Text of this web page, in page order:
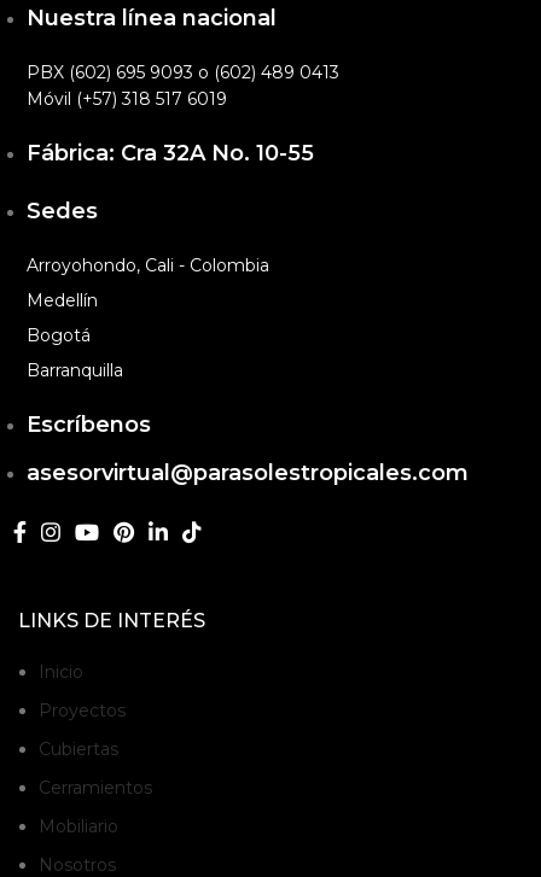
Nuestra línea nacional
PBX (602) 695 9093 o (602) 489 0413
Móvil (+57) 318 517 6019
Fábrica: Cra 32A No. 10-55
Sedes
Arroyohondo, Cali - Colombia
Medellín
Bogotá
Barranquilla
Escríbenos
asesorvirtual@parasolestropicales.com
LINKS DE INTERÉS
Inicio
Proyectos
Cubiertas
Cerramientos
Mobiliario
Nosotros